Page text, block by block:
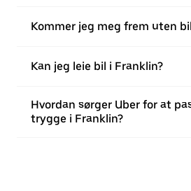
Kommer jeg meg frem uten
Kan jeg leie bil i Franklin?
Hvordan sørger Uber for at
trygge i Franklin?